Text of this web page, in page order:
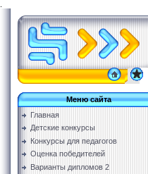
Меню сайта
Главная
Детские конкурсы
Конкурсы для педагогов
Оценка победителей
Варианты дипломов 2